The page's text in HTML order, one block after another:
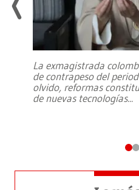
La exmagistrada
de contrapeso del
olvido, reformas
de nuevas tecnologías...